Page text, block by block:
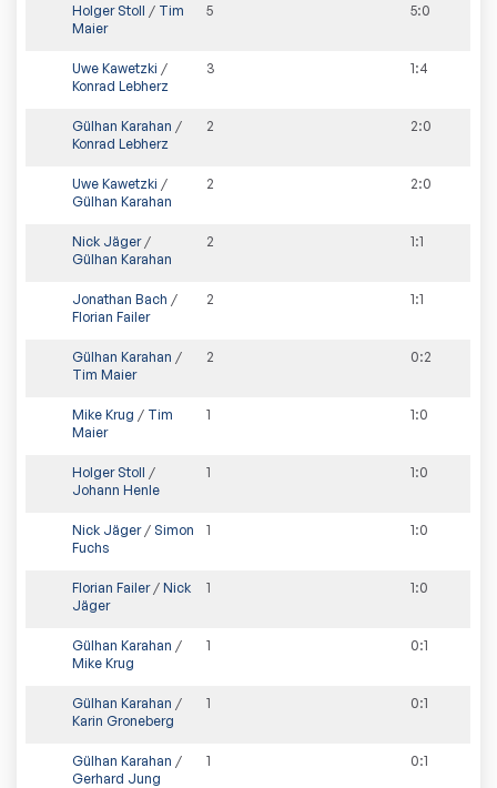
Holger Stoll / Tim
Maier
5 5:0
Uwe Kawetzki /
Konrad Lebherz
3 1:4
Gülhan Karahan /
Konrad Lebherz
2 2:0
Uwe Kawetzki /
Gülhan Karahan
2 2:0
Nick Jäger/
Gülhan Karahan
2 1:1
Jonathan Bach /
Florian Failer
2 1:1
Gülhan Karahan /
Tim Maier
2 0:2
Mike Krug / Tim
Maier
1 1:0
Holger Stoll /
Johann Henle
1 1:0
Nick Jäger/ Simon
Fuchs
1 1:0
Florian Failer/ Nick
Jäger
1 1:0
Gülhan Karahan /
Mike Krug
1 0:1
Gülhan Karahan /
Karin Groneberg
1 0:1
Gülhan Karahan /
Gerhard Jung
1 0:1